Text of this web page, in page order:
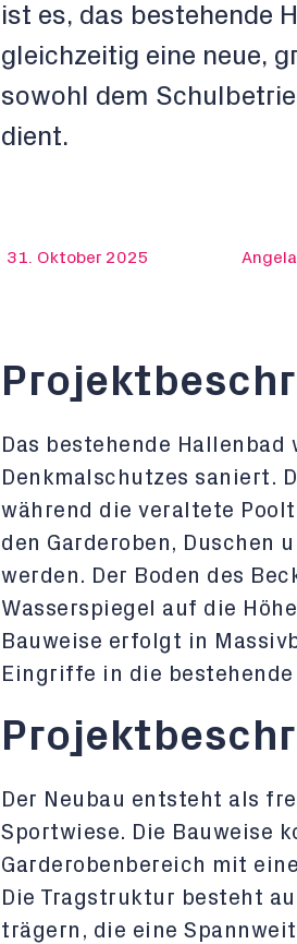
ist es, das bestehende
gleichzeitig eine neue,
sowohl dem
dient.
31. Oktober 2025
Das bestehende
Denkmalschutzes saniert.
während die veraltete
den Garderoben, Duschen
werden. Der Boden des
Wasserspiegel auf die
Bauweise erfolgt in
Eingriffe in die bestehende
Der Neubau entsteht als
Sportwiese. Die Bauweise
Garderobenbereich mit
Die Tragstruktur besteht
trägern, die eine